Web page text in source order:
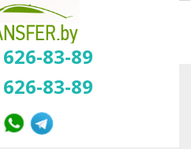
626-83-89
626-83-89